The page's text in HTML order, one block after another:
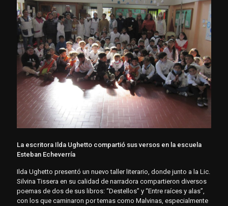
La escritora Ilda Ughetto compartió sus versos en la escuela
Esteban Echeverría
Ilda Ughetto presentó un nuevo taller literario, donde junto a la Lic.
Silvina Tissera en su calidad de narradora compartieron diversos
poemas de dos de sus libros: “Destellos” y “Entre raíces y alas”,
con los que caminaron por temas como Malvinas, especialmente